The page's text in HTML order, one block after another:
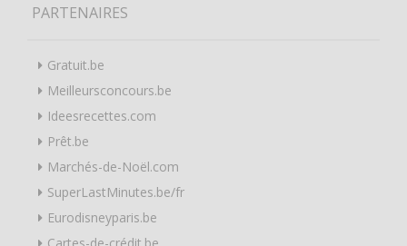
PARTENAIRES
Gratuit.be
Meilleursconcours.be
Ideesrecettes.com
Prêt.be
Marchés-de-Noël.com
SuperLastMinutes.be/fr
Eurodisneyparis.be